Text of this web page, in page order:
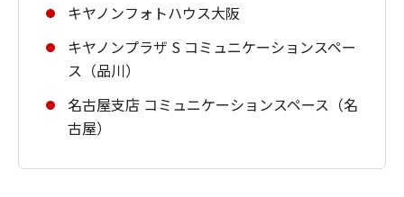
キヤノンフォトハウス大阪
キヤノンプラザ S コミュニケーションスペー
ス（品川）
名古屋支店 コミュニケーションスペース（名
古屋）